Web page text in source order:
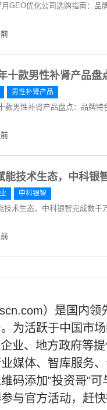
月GEO优化公司选购指南：品
十款男性补肾产品盘
男性补肾产品
款男性补肾产品盘点：品牌特
能技术生态，中科银
中科银智
技术生态，中科银智完成数千
）是国内领
为活跃于中国市
业、地方政府等
媒体、智库服务
码添加"投资哥"可
与官方活动，赶